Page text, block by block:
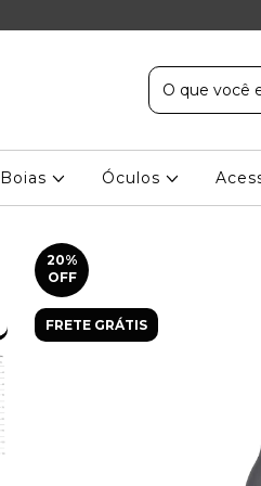
Boias Óculos
20%
OFF
FRETE GRÁTIS